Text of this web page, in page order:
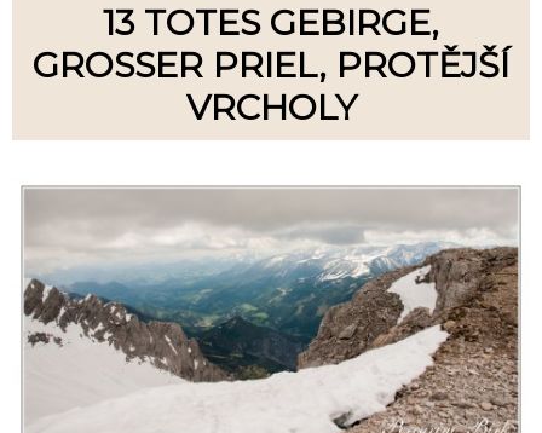
13 TOTES GEBIRGE,
GROSSER PRIEL, PROTĚJŠÍ
VRCHOLY